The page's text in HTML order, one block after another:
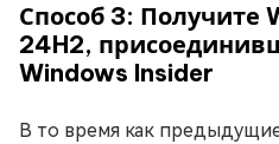
Способ 3: Получите
24H2,
Windows Insider
В то время как